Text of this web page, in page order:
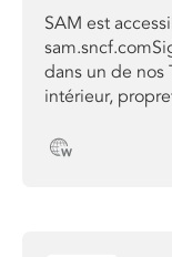
SAM est
dans un de nos
intérieur,